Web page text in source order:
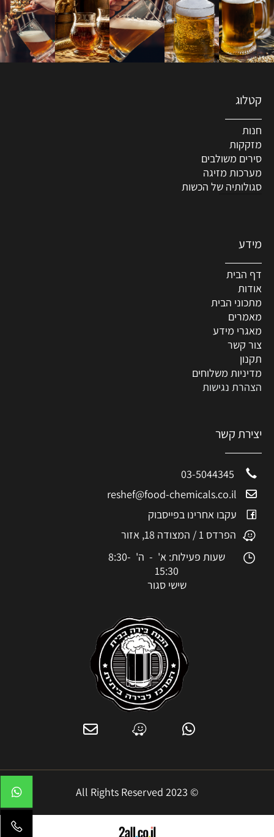
קטלוג
חנות
מזקקות
סירים משולבים
מערכות מזיגה
סגולותיה של הכשות
מידע
דף הבית
אודות
מתכוני הבית
מאמרים
מאגרי מידע
צור קשר
תקנון
מדיניות משלוחים
הצהרת נגישות
יצירת קשר
reshef@food-chemicals.co.il
עקבו אחרינו בפייסבוק
הפרדס 1 / המצודה 18, אזור
שעות פעילות: א' - ה' 8:30-
15:30
שישי סגור
© 2023 All Rights Reserved